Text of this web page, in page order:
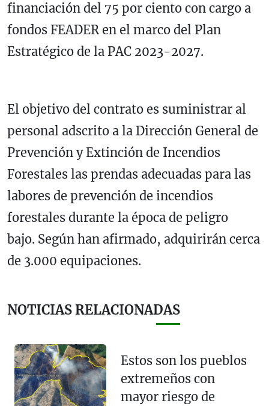
financiación del 75 por ciento con cargo a
fondos FEADER en el marco del Plan
Estratégico de la PAC 2023-2027.
El objetivo del contrato es suministrar al
personal adscrito a la Dirección General de
Prevención y Extinción de Incendios
Forestales las prendas adecuadas para las
labores de prevención de incendios
forestales durante la época de peligro
bajo. Según han afirmado, adquirirán cerca
de 3.000 equipaciones.
NOTICIAS RELACIONADAS
Estos son los pueblos
extremeños con
mayor riesgo de